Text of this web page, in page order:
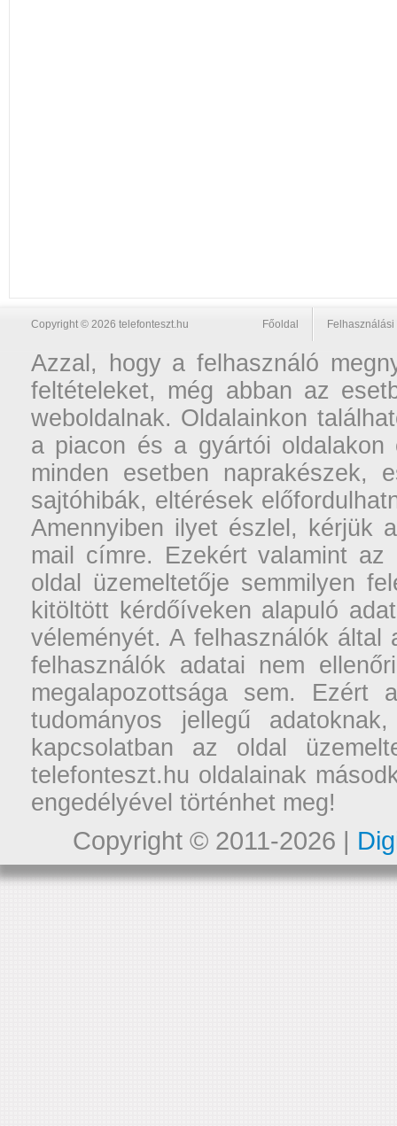
Copyright © 2026 telefonteszt.hu Főoldal
Azzal, hogy a felhasználó
feltételeket, még abban az
weboldalnak. Oldalainkon
a piacon és a gyártói oldalakon
minden esetben naprakészek,
sajtóhibák, eltérések
Amennyiben ilyet észlel, kérjük
mail címre. Ezekért valamint
oldal üzemeltetője semmilyen
kitöltött kérdőíveken alapuló
véleményét. A felhasználók
felhasználók adatai nem
megalapozottsága sem. Ezért
tudományos jellegű
kapcsolatban az oldal
telefonteszt.hu oldalainak
engedélyével történhet meg!
Copyright © 2011-2026 |